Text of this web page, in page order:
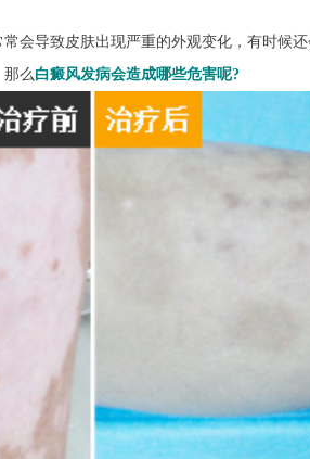
会导致皮肤出现严重的外观变化，有时候
那么白癜风发病会造成哪些危害呢?